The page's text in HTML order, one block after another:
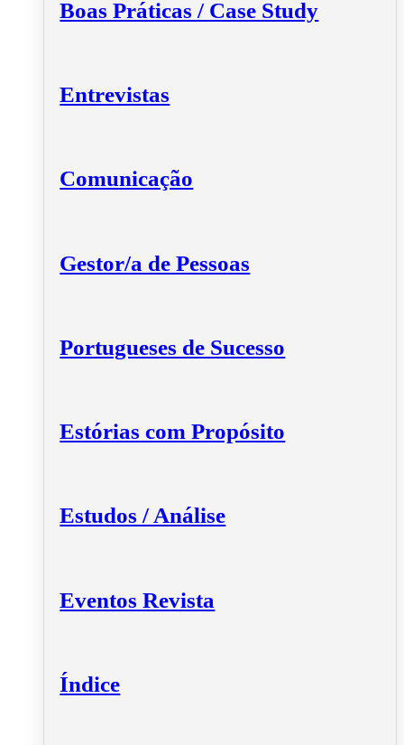
Boas Práticas / Case Study
Entrevistas
Comunicação
Gestor/a de Pessoas
Portugueses de Sucesso
Estórias com Propósito
Estudos / Análise
Eventos Revista
Índice